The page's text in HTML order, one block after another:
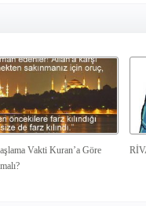
Vakti Kuran’a Göre